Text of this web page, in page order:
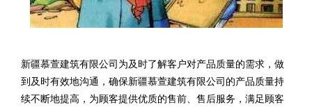
新疆慕萱建筑有限公司为及时了解客户对产品质量的需求，做
到及时有效地沟通，确保新疆慕萱建筑有限公司的产品质量持
续不断地提高，为顾客提供优质的售前、售后服务，满足顾客